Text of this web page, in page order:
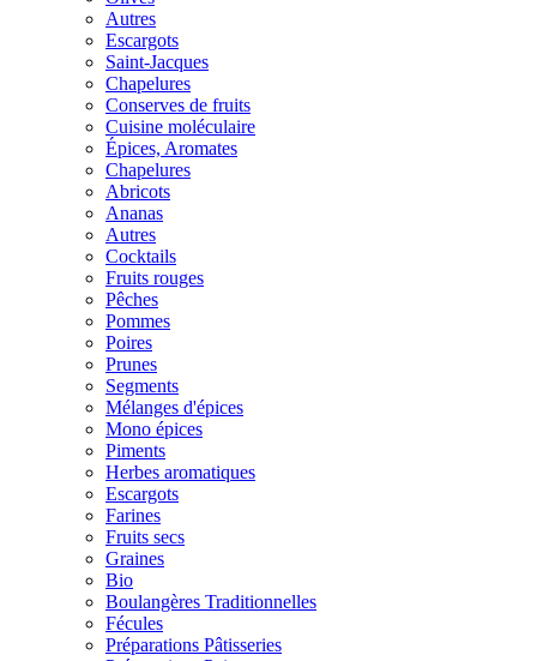
Autres
Escargots
Saint-Jacques
Chapelures
Conserves de fruits
Cuisine moléculaire
Épices, Aromates
Chapelures
Abricots
Ananas
Autres
Cocktails
Fruits rouges
Pêches
Pommes
Poires
Prunes
Segments
Mélanges d'épices
Mono épices
Piments
Herbes aromatiques
Escargots
Farines
Fruits secs
Graines
Bio
Boulangères Traditionnelles
Fécules
Préparations Pâtisseries